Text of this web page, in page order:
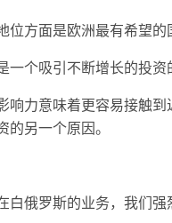
位方面是欧洲最有希望
一个吸引不断增长的投资
响力意味着更容易接触
的另一个原因。
白俄罗斯的业务，我们